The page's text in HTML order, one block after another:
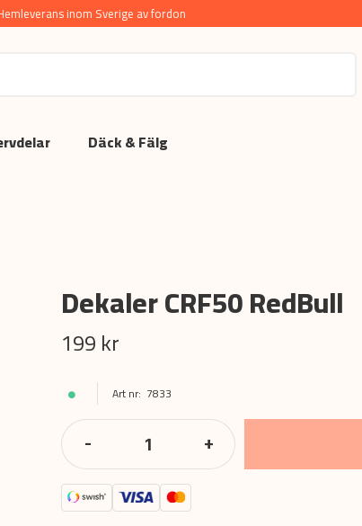
inom Sverige av fordon
Däck & Fälg
Dekaler CRF50 RedBull
199 kr
7833
- +